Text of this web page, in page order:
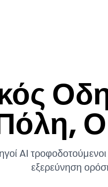
AI
εξερεύνηση